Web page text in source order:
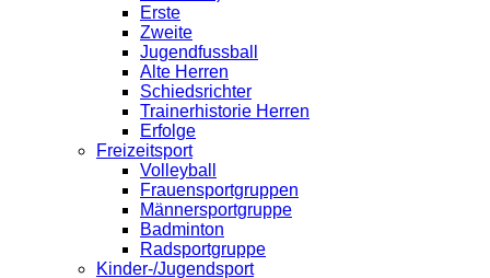
Erste
Zweite
Jugendfussball
Alte Herren
Schiedsrichter
Trainerhistorie Herren
Erfolge
Freizeitsport
Volleyball
Frauensportgruppen
Männersportgruppe
Badminton
Radsportgruppe
Kinder-/Jugendsport